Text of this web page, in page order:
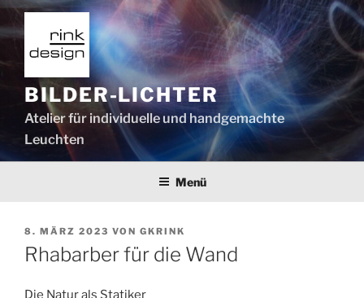
Zum
Inhalt
springen
BILDER-LICHTER
Atelier für individuelle und handgemachte
Leuchten
Menü
VERÖFFENTLICHT
AM
8. MÄRZ 2023 VON GKRINK
Rhabarber für die Wand
Die Natur als Statiker